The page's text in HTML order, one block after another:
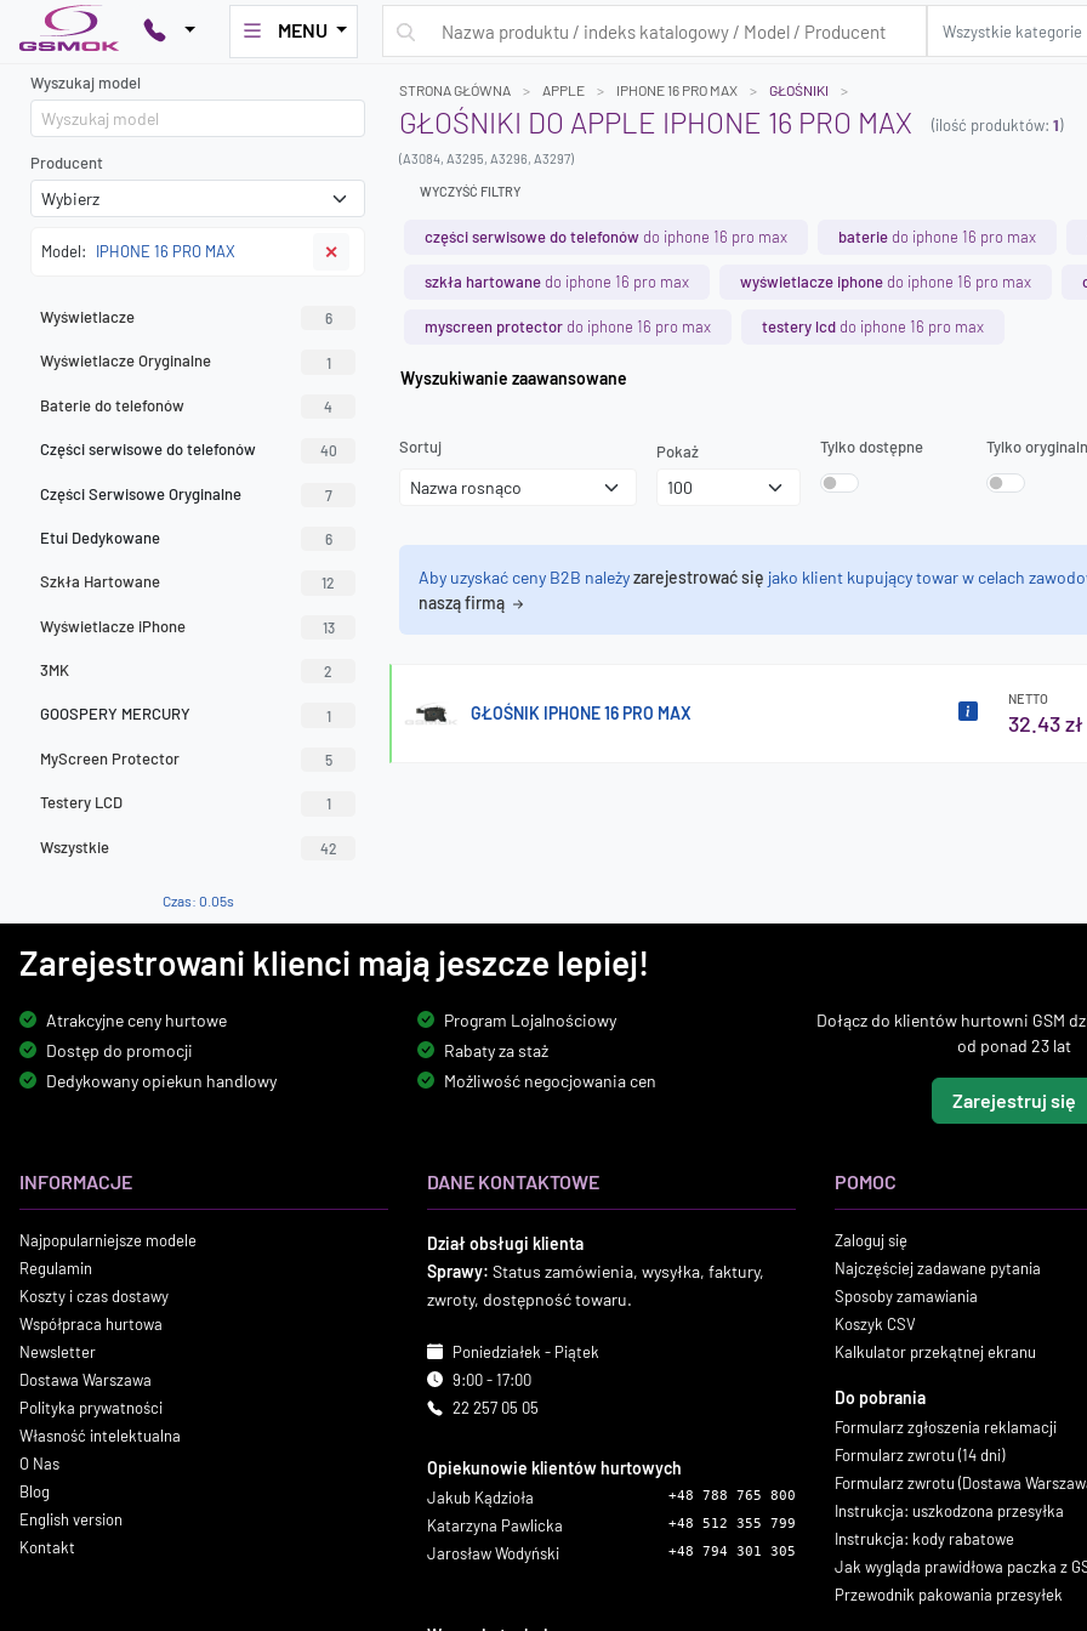
MENU
Wyszukaj model
Producent
Model: IPHONE 16 PRO MAX ✕
Wyświetlacze 6
Wyświetlacze Oryginalne 1
Baterie do telefonów 4
Części serwisowe do telefonów 40
Części Serwisowe Oryginalne 7
Etui Dedykowane 6
Szkła Hartowane 12
Wyświetlacze iPhone 13
3MK 2
GOOSPERY MERCURY 1
MyScreen Protector 5
Testery LCD 1
Wszystkie 42
Czas: 0.05s
STRONA GŁÓWNA APPLE IPHONE 16 PRO MAX GŁOŚNIKI
GŁOŚNIKI DO APPLE IPHONE 16 PRO MAX (ilość produktów: 1)
(A3084, A3295, A3296, A3297)
WYCZYŚĆ FILTRY
części serwisowe do telefonów do iphone 16 pro max baterie do iphone 16 pro max
szkła hartowane do iphone 16 pro max wyświetlacze iphone do iphone 16 pro max
myscreen protector do iphone 16 pro max testery lcd do iphone 16 pro max
Wyszukiwanie zaawansowane
Sortuj Pokaż Tylko dostępne Tylko
Aby uzyskać ceny B2B należyzarejestrować się jako klient kupujący towar w celach
naszą firmą
GŁOŚNIK IPHONE 16 PRO MAX
NETTO
32.43 zł
Zarejestrowani klienci mają jeszcze lepiej!
Atrakcyjne ceny hurtowe
Dostęp do promocji
Dedykowany opiekun handlowy
Program Lojalnościowy
Rabaty za staż
Możliwość negocjowania cen
Dołącz do klientów hurtowni GSM
od ponad 23 lat
Zarejestruj się
INFORMACJE
Najpopularniejsze modele
Regulamin
Koszty i czas dostawy
Współpraca hurtowa
Newsletter
Dostawa Warszawa
Polityka prywatności
Własność intelektualna
O Nas
Blog
English version
Kontakt
DANE KONTAKTOWE
Dział obsługi klienta
Sprawy: Status zamówienia, wysyłka, faktury,
zwroty, dostępność towaru.
Poniedziałek - Piątek
9:00 - 17:00
22 257 05 05
Opiekunowie klientów hurtowych
Jakub Kądzioła +48 788 765 800
Katarzyna Pawlicka +48 512 355 799
Jarosław Wodyński +48 794 301 305
POMOC
Zaloguj się
Najczęściej zadawane pytania
Sposoby zamawiania
Koszyk CSV
Kalkulator przekątnej ekranu
Do pobrania
Formularz zgłoszenia reklamacji
Formularz zwrotu (14 dni)
Formularz zwrotu (Dostawa
Instrukcja: uszkodzona przesyłka
Instrukcja: kody rabatowe
Jak wygląda prawidłowa paczka z
Przewodnik pakowania przesyłek